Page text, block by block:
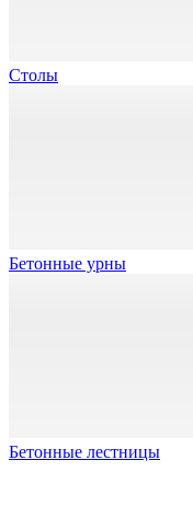
Столы
Бетонные урны
Бетонные лестницы